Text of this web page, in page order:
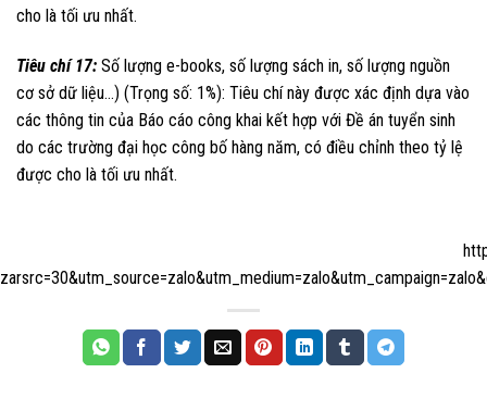
cho là tối ưu nhất.
Tiêu chí 17: Số lượng e-books, số lượng sách in, số lượng nguồn
cơ sở dữ liệu…) (Trọng số: 1%): Tiêu chí này được xác định dựa vào
các thông tin của Báo cáo công khai kết hợp với Đề án tuyển sinh
do các trường đại học công bố hàng năm, có điều chỉnh theo tỷ lệ
được cho là tối ưu nhất.